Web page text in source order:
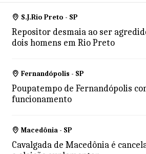
S.J.Rio Preto - SP
Repositor desmaia ao ser
dois homens em Rio Preto
Fernandópolis - SP
Poupatempo de Fernandópolis
funcionamento
Macedônia - SP
Cavalgada de Macedônia é